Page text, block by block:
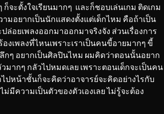
จะตั้งใจเรียนมากๆ และก็ชอบเล่นเกม ติดเกม
อยากเป็นนักแสดงตั้งแต่เด็กไหม คือถ้าเป็น
ล่อยเพลงออกมาออกมาจริงจัง ส่วนเรื่องการ
งเพลงที่ไหนเพราะเราเป็นคนขี้อายมากๆ ขี้
ๆ อยากเป็นศิลปินไหม ผมคิดว่าตอนนั้นอยาก
ากๆ กลัวไปหมดเลย เพราะตอนเด็กจะเป็นคน
ปหน้าชั้นก็จะคิดว่าอาจารย์จะคิดอย่างไรกับ
ม่มีความเป็นตัวของตัวเองเลย ไม่รู้จะต้อง